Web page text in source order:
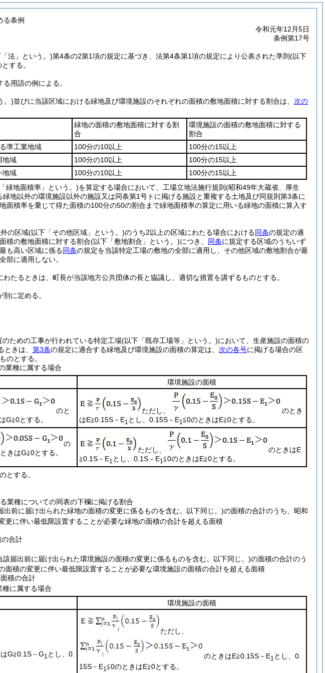
る条例
令和元年12月5日
条例第17号
法」という。)第4条の2第1項の規定に基づき、法第4条第1項の規定により公表された準則 (以下
する。
用語の例による。
。)並びに当該区域における緑地及び環境施設のそれぞれの面積の敷地面積に対する割合は、 次の
緑地の面積の敷地面積に対する割
合
環境施設の面積の敷地面積に対する
割合
準工業地域 100分の10以上
100分の15以上
地域
100分の10以上
100分の15以上
地域
100分の10以上
100分の15以上
緑地面積率」という。)を算定する場合において、工場立地法施行規則 (昭和49年大蔵省、厚生
緑地以外の環境施設以外の施設又は同条第1号トに掲げる施設と重複する土地及び同規則第3条に
面積率を乗じて得た面積の100分の50の割合まで緑地面積率の算定に用いる緑地の面積に算入す
の区域(以下「その他区域」という。)のうち2以上の区域にわたる場合における同条の規定の適
積の敷地面積に対する割合(以下「敷地割合」という。)につき、 同条に規定する区域のうちいず
も高い区域に係る同条の規定を当該特定工場の敷地の全部に適用し、その他区域の敷地割合が最
部に適用しない。
たるときは、町長が当該地方公共団体の長と協議し、適切な措置を講ずるものとする。
に定める。
ための工事が行われている特定工場(以下「既存工場等」という。)において、生産施設の面積の
ときは、 第3条の規定に適合する緑地及び環境施設の面積の算定は、 次の各号に掲げる場合の区
のとする。
業種に属する場合
環境施設の面積
のと
G≧0とする。
ただし、
のとき
はE≧0.15S－E1 とし、 0.15S－E1 ≦0のときはE≧0とする。
の
きはG≧0とする。 ただし、 のときはE
≧0.1S－E1 とし、 0.1S－E1 ≦0のときはE≧0とする。
とする。
業種についての同表の下欄に掲げる割合
出前に届け出られた緑地の面積の変更に係るものを含む。以下同じ。)の面積の合計のうち、昭和
に伴い最低限設置することが必要な緑地の面積の合計を超える面積
合計
該届出前に届け出られた環境施設の面積の変更に係るものを含む。以下同じ。)の面積の合計のう
面積の変更に伴い最低限設置することが必要な環境施設の面積の合計を超える面積
積の合計
に属する場合
環境施設の面積
G≧0.1S－G1 とし、 0.
ただし、
のときはE≧0.15S－E1 とし、 0.
15S－E1 ≦0のときはE≧0とする。